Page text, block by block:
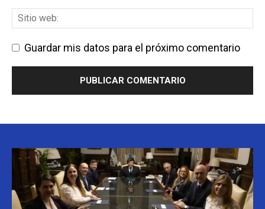
Guardar mis datos para el próximo comentario